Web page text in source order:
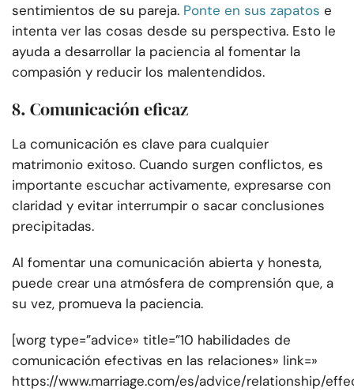
sentimientos de su pareja. Ponte en sus zapatos e
intenta ver las cosas desde su perspectiva. Esto le
ayuda a desarrollar la paciencia al fomentar la
compasión y reducir los malentendidos.
8. Comunicación eficaz
La comunicación es clave para cualquier
matrimonio exitoso. Cuando surgen conflictos, es
importante escuchar activamente, expresarse con
claridad y evitar interrumpir o sacar conclusiones
precipitadas.
Al fomentar una comunicación abierta y honesta,
puede crear una atmósfera de comprensión que, a
su vez, promueva la paciencia.
[worg type=”advice» title=”10 habilidades de
comunicación efectivas en las relaciones» link=»
https://www.marriage.com/es/advice/relationship/